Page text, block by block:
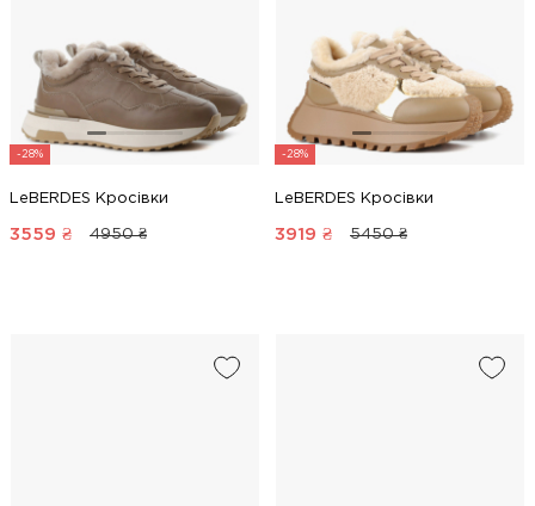
-28%
LeBERDES Кросівки
3559 ₴ 4950 ₴
-28%
LeBERDES Кросівки
3919 ₴ 5450 ₴